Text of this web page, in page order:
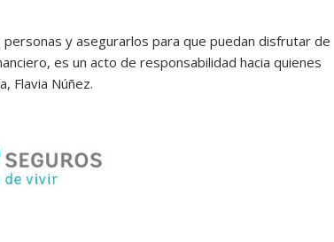
y asegurarlos para que puedan disfrutar de
es un acto de responsabilidad hacia quienes
Flavia Núñez.